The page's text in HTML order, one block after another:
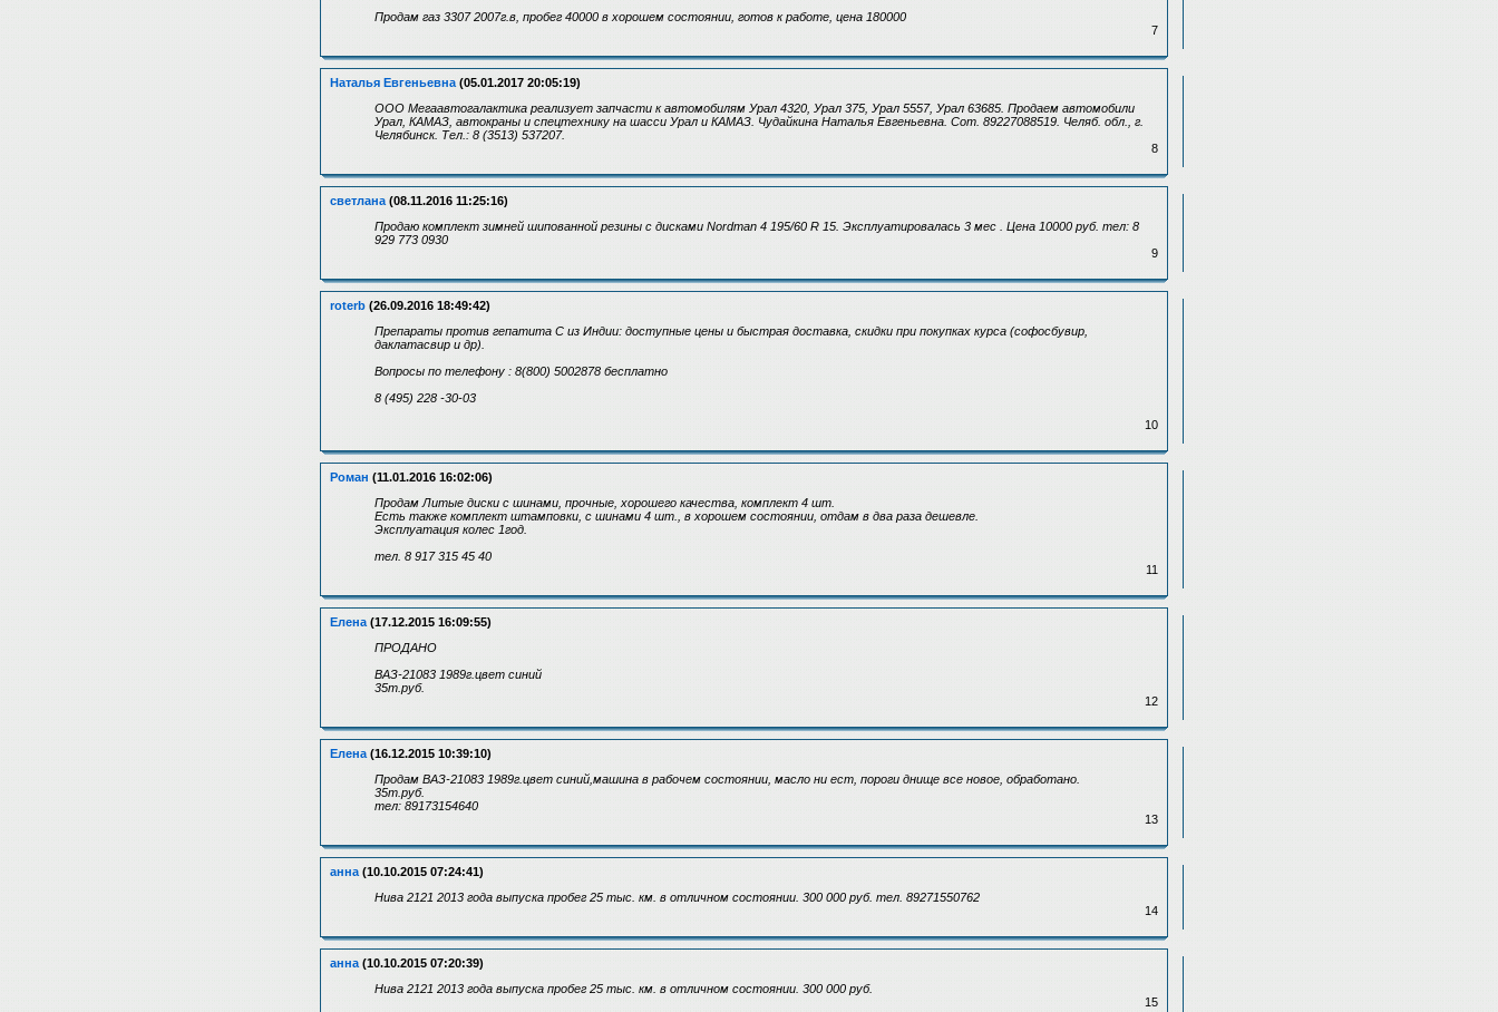
Продам газ 3307 2007г.в, пробег 40000 в хорошем состоянии, готов к работе, цена 180000
7
Наталья Евгеньевна (05.01.2017 20:05:19)
ООО Мегаавтогалактика реализует запчасти к автомобилям Урал 4320, Урал 375, Урал 5557, Урал 63685. Продаем автомобили
Урал, КАМАЗ, автокраны и спецтехнику на шасси Урал и КАМАЗ. Чудайкина Наталья Евгеньевна. Сот. 89227088519. Челяб. обл., г.
Челябинск. Тел.: 8 (3513) 537207.
8
светлана (08.11.2016 11:25:16)
Продаю комплект зимней шипованной резины с дисками Nordman 4 195/60 R 15. Эксплуатировалась 3 мес . Цена 10000 руб. тел: 8
929 773 0930
9
roterb (26.09.2016 18:49:42)
Препараты против гепатита С из Индии: доступные цены и быстрая доставка, скидки при покупках курса (софосбувир,
даклатасвир и др).
Вопросы по телефону : 8(800) 5002878 бесплатно
8 (495) 228 -30-03
10
Роман (11.01.2016 16:02:06)
Продам Литые диски с шинами, прочные, хорошего качества, комплект 4 шт.
Есть также комплект штамповки, с шинами 4 шт., в хорошем состоянии, отдам в два раза дешевле.
Эксплуатация колес 1год.
тел. 8 917 315 45 40
11
Елена (17.12.2015 16:09:55)
ПРОДАНО
ВАЗ-21083 1989г.цвет синий
35т.руб.
12
Елена (16.12.2015 10:39:10)
Продам ВАЗ-21083 1989г.цвет синий,машина в рабочем состоянии, масло ни ест, пороги днище все новое, обработано.
35т.руб.
тел: 89173154640
13
анна (10.10.2015 07:24:41)
Нива 2121 2013 года выпуска пробег 25 тыс. км. в отличном состоянии. 300 000 руб. тел. 89271550762
14
анна (10.10.2015 07:20:39)
Нива 2121 2013 года выпуска пробег 25 тыс. км. в отличном состоянии. 300 000 руб.
15